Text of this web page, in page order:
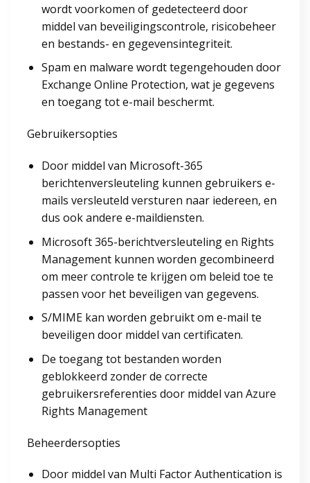
wordt voorkomen of gedetecteerd door
middel van beveiligingscontrole, risicobeheer
en bestands- en gegevensintegriteit.
Spam en malware wordt tegengehouden door
Exchange Online Protection, wat je gegevens
en toegang tot e-mail beschermt.
Gebruikersopties
Door middel van Microsoft-365
berichtenversleuteling kunnen gebruikers e-
mails versleuteld versturen naar iedereen, en
dus ook andere e-maildiensten.
Microsoft 365-berichtversleuteling en Rights
Management kunnen worden gecombineerd
om meer controle te krijgen om beleid toe te
passen voor het beveiligen van gegevens.
S/MIME kan worden gebruikt om e-mail te
beveiligen door middel van certificaten.
De toegang tot bestanden worden
geblokkeerd zonder de correcte
gebruikersreferenties door middel van Azure
Rights Management
Beheerdersopties
Door middel van Multi Factor Authentication is